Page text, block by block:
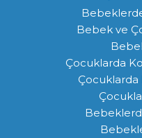
Bebeklerde
Bebek ve
Çocuklarda
Çocuklarda